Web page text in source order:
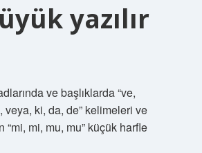
yazılır
ve başlıklarda “ve,
veya, ki, da, de” kelimeleri ve
“mi, mi, mu, mu” küçük harfle